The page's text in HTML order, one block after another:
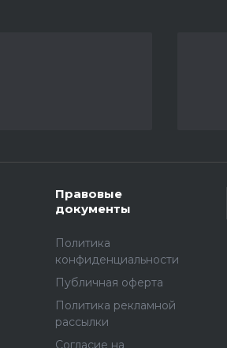
Правовые
документы
Политика
конфиденциальности
Публичная оферта
Политика рекламной
рассылки
Согласие на